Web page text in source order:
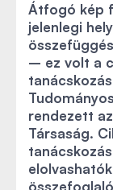
Átfogó kép
jelenlegi
– ez volt a
rendezett
Társaság.